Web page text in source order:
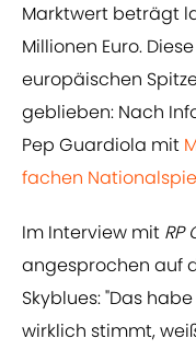
Marktwert beträgt
Millionen Euro.
europäischen
geblieben: Nach
Pep Guardiola mit
fachen
Im Interview mit RP
angesprochen auf
Skyblues: "Das
wirklich stimmt,